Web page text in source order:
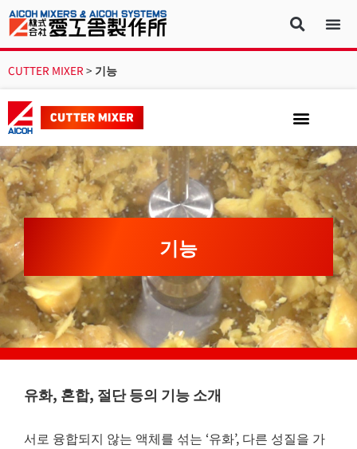
CUTTER MIXER > 기능
기능
유화, 혼합, 절단 등의 기능 소개
서로 융합되지 않는 액체를 섞는 ‘유화’, 다른 성질을 가